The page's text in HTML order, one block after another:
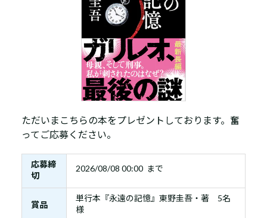
ただいまこちらの本をプレゼントしております。奮
ってご応募ください。
応募締
切
2026/08/08 00:00 まで
賞品
単行本『永遠の記憶』東野圭吾・著 5名
様